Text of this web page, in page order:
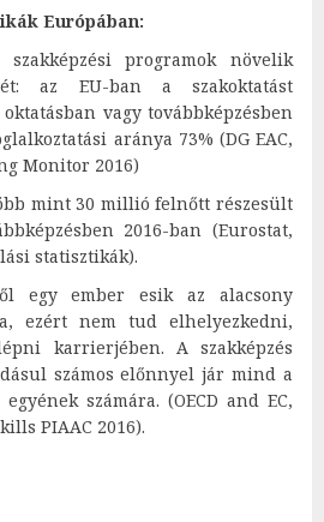
Európában:
programok növelik
az EU-ban a szakoktatást
vagy továbbképzésben
aránya 73% (DG EAC,
Monitor 2016)
mint 30 millió felnőtt részesült
2016-ban (Eurostat,
statisztikák).
egy ember esik az alacsony
ezért nem tud elhelyezkedni,
karrierjében. A szakképzés
számos előnnyel jár mind a
számára. (OECD and EC,
PIAAC 2016).